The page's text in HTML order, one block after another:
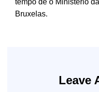
tempo de o Ministério
Bruxelas.
Leave